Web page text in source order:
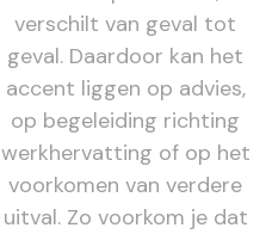
verschilt van geval tot
geval. Daardoor kan het
accent liggen op advies,
op begeleiding richting
werkhervatting of op het
voorkomen van verdere
uitval. Zo voorkom je dat